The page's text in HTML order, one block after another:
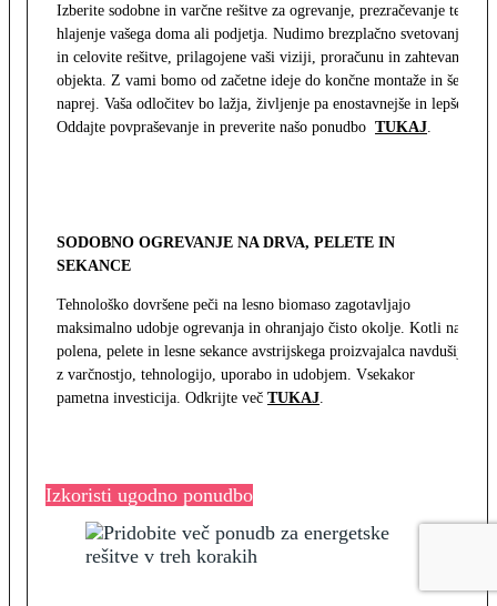
Izberite sodobne in varčne rešitve za ogrevanje, prezračevanje ter
hlajenje vašega doma ali podjetja. Nudimo brezplačno svetovanje
in celovite rešitve, prilagojene vaši viziji, proračunu in zahtevam
objekta. Z vami bomo od začetne ideje do končne montaže in še
naprej. Vaša odločitev bo lažja, življenje pa enostavnejše in lepše.
Oddajte povpraševanje in preverite našo ponudbo TUKAJ
SODOBNO OGREVANJE NA DRVA, PELETE IN
SEKANCE
Tehnološko dovršene peči na lesno biomaso zagotavljajo
maksimalno udobje ogrevanja in ohranjajo čisto okolje. Kotli na
polena, pelete in lesne sekance avstrijskega proizvajalca navdušijo
z varčnostjo, tehnologijo, uporabo in udobjem. Vsekakor
pametna investicija. Odkrijte več TUKAJ
Izkoristi ugodno ponudbo